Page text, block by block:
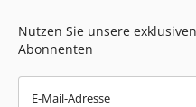
Nutzen Sie unsere
Abonnenten
E-Mail-Adresse